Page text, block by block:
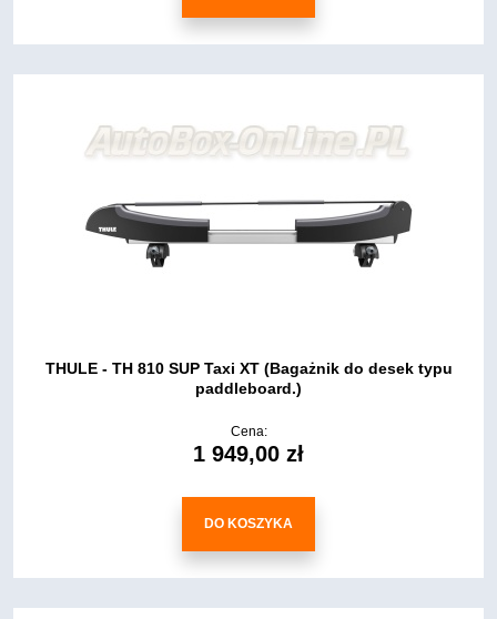
THULE - TH 810 SUP Taxi XT (Bagażnik do desek typu
paddleboard.)
Cena:
1 949,00 zł
DO KOSZYKA